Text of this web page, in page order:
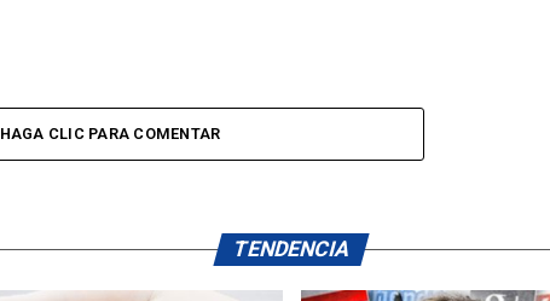
HAGA CLIC PARA COMENTAR
TENDENCIA